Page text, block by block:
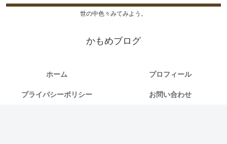
世の中色々みてみよう。
かもめブログ
ホーム プロフィール
プライバシーポリシー お問い合わせ